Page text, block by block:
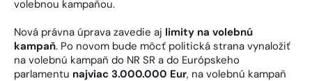
volebnou kampaňou.
Nová právna úprava zavedie aj limity na volebnú
kampaň. Po novom bude môcť politická strana vynaložiť
na volebnú kampaň do NR SR a do Európskeho
parlamentu najviac 3.000.000 Eur, na volebnú kampaň